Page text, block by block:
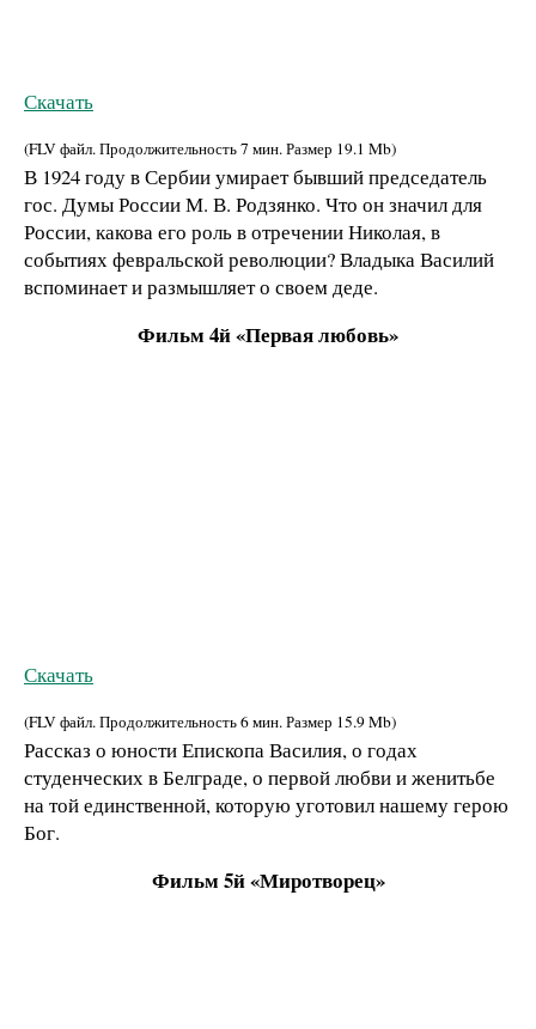
Скачать
(FLV файл. Продолжительность7 мин.Размер 19.1 Mb)
В 1924 году в Сербии умирает бывший председатель
гос. Думы России М. В. Родзянко. Что он значил для
России, какова его роль в отречении Николая, в
событиях февральской революции? Владыка Василий
вспоминает и размышляет о своем деде.
Фильм 4й «Первая любовь»
Скачать
(FLV файл. Продолжительность6 мин.Размер 15.9 Mb)
Рассказ о юности Епископа Василия, о годах
студенческих в Белграде, о первой любви и женитьбе
на той единственной, которую уготовил нашему герою
Бог.
Фильм 5й «Миротворец»